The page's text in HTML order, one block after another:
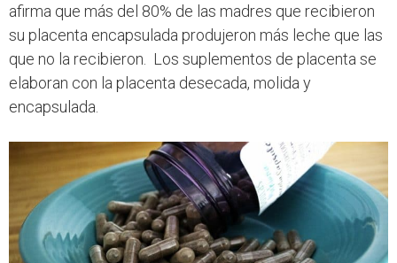
afirma que más del 80% de las madres que recibieron
su placenta encapsulada produjeron más leche que las
que no la recibieron. Los suplementos de placenta se
elaboran con la placenta desecada, molida y
encapsulada.